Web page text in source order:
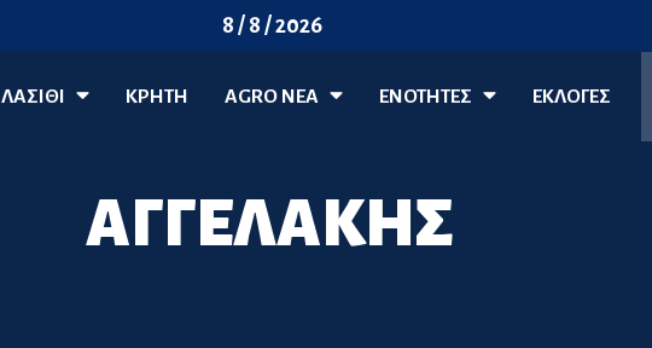
8 / 8 / 2026
ΛΑΣΊΘΙ ΚΡΗΤΗ AGRO ΝΈΑ ΕΝΟΤΗΤΕΣ ΕΚΛΟΓΕΣ
ΑΓΓΕΛΑΚΗΣ